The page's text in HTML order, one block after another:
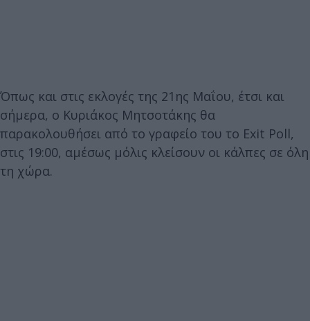
Όπως και στις εκλογές της 21ης Μαΐου, έτσι και
σήμερα, ο Κυριάκος Μητσοτάκης θα
παρακολουθήσει από το γραφείο του το Exit Poll,
στις 19:00, αμέσως μόλις κλείσουν οι κάλπες σε όλη
τη χώρα.